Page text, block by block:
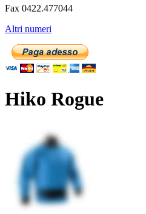
Fax 0422.477044
Altri numeri
Hiko Rogue